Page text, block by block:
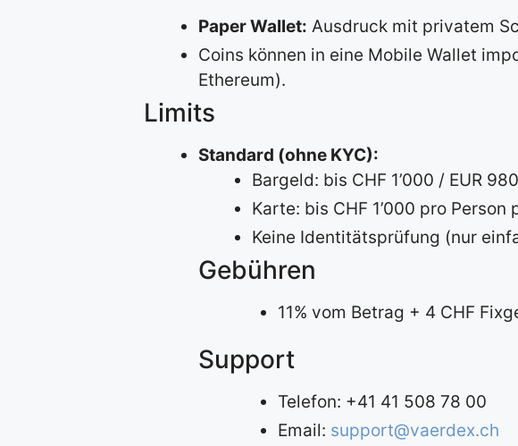
Paper Wallet: Ausdruck mit privatem
Coins können in eine Mobile Wallet
Ethereum).
Limits
Standard (ohne KYC):
Bargeld: bis CHF 1’000 / EUR
Karte: bis CHF 1’000 pro Person
Keine Identitätsprüfung (nur
Gebühren
11% vom Betrag + 4 CHF
Support
Telefon: +41 41 508 78 00
Email: support@vaerdex.ch